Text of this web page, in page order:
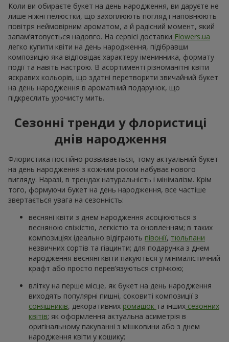
Коли ви обираєте букет на день народження, ви даруєте не
лише ніжні пелюстки, що захоплюють погляд і наповнюють
повітря неймовірним ароматом, а й радісний момент, який
запам’ятовується надовго. На сервісі доставки Flowers.ua
легко купити квіти на день народження, підібравши
композицію яка відповідає характеру іменинника, формату
події та навіть настрою. В асортименті різноманітні квіти
яскравих кольорів, що здатні перетворити звичайний букет
на день народження в ароматний подарунок, що
підкреслить урочисту мить.
Сезонні тренди у флористиці
днів народження
Флористика постійно розвивається, тому актуальний букет
на день народження з кожним роком набуває нового
вигляду. Наразі, в трендах натуральність і мінімалізм. Крім
того, формуючи букет на день народження, все частіше
звертається увага на сезонність:
весняні квіти з днем народження асоціюються з
весняною свіжістю, легкістю та оновленням; в таких
композиціях ідеально відіграють півонії, тюльпани
незвичних сортів та гіацинти; для подарунка з днем
народження весняні квіти пакуються у мінімалістичний
крафт або просто перев’язуються стрічкою;
влітку на перше місце, як букет на день народження
виходять популярні пишні, соковиті композиції з
соняшників, декоративних ромашок та інших сезонних
квітів; як оформлення актуальна асиметрія в
оригінальному пакуванні з мішковини або з днем
народження квіти у кошику;